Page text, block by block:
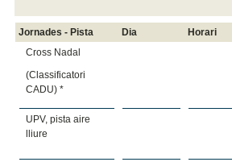
Jornades - Pista Dia Horari
Cross Nadal
(Classificatori
CADU) *
UPV, pista aire
lliure